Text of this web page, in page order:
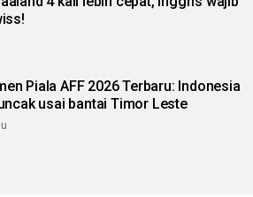
Piala AFF 2026 Terbaru: Indonesia
usai bantai Timor Leste